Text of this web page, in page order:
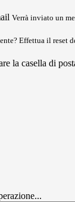
Verrà inviato un
Effettua il reset
la casella di